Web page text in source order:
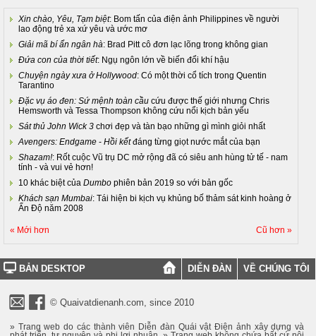
Xin chào, Yêu, Tạm biệt: Bom tấn của điện ảnh Philippines về người
lao động trẻ xa xứ yêu và ước mơ
Giải mã bí ẩn ngân hà: Brad Pitt cô đơn lạc lõng trong không gian
Đứa con của thời tiết: Ngụ ngôn lớn về biến đổi khí hậu
Chuyện ngày xưa ở Hollywood: Có một thời cổ tích trong Quentin
Tarantino
Đặc vụ áo đen: Sứ mệnh toàn cầu cứu được thế giới nhưng Chris
Hemsworth và Tessa Thompson không cứu nổi kịch bản yếu
Sát thủ John Wick 3 chơi đẹp và tàn bạo những gì mình giỏi nhất
Avengers: Endgame - Hồi kếtđáng từng giọt nước mắt của bạn
Shazam!: Rốt cuộc Vũ trụ DC mở rộng đã có siêu anh hùng tử tế - nam
tính - và vui vẻ hơn!
10 khác biệt của Dumbo phiên bản 2019 so với bản gốc
Khách sạn Mumbai: Tái hiện bi kịch vụ khủng bố thảm sát kinh hoàng ở
Ấn Độ năm 2008
« Mới hơn Cũ hơn »
BẢN DESKTOP DIỄN ĐÀN VỀ CHÚNG TÔI
© Quaivatdienanh.com, since 2010
» Trang web do các thành viên Diễn đàn Quái vật Điện ảnh xây dựng và